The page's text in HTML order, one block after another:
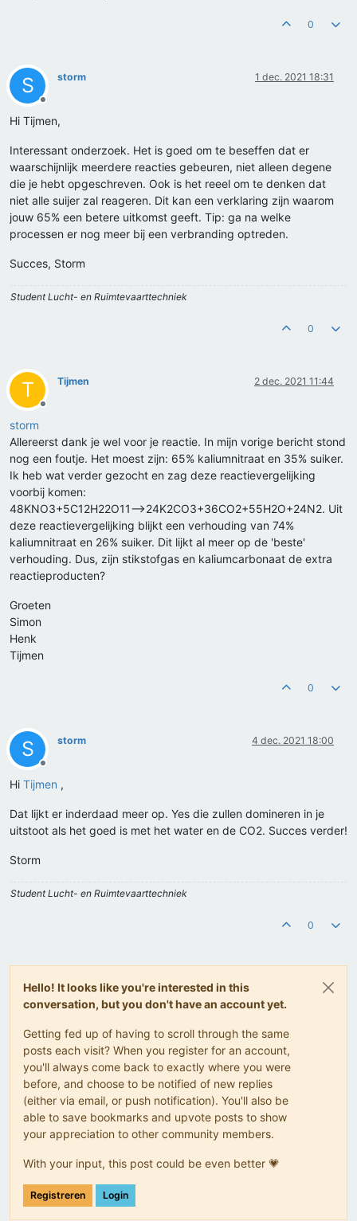
0
S
Offline
storm 1 dec. 2021 18:31
Hi Tijmen,
Interessant onderzoek. Het is goed om te beseffen dat er
waarschijnlijk meerdere reacties gebeuren, niet alleen degene
die je hebt opgeschreven. Ook is het reeel om te denken dat
niet alle suijer zal reageren. Dit kan een verklaring zijn waarom
jouw 65% een betere uitkomst geeft. Tip: ga na welke
processen er nog meer bij een verbranding optreden.
Succes, Storm
Student Lucht- en Ruimtevaarttechniek
0
T
Offline
Tijmen 2 dec. 2021 11:44
storm
Allereerst dank je wel voor je reactie. In mijn vorige bericht stond
nog een foutje. Het moest zijn: 65% kaliumnitraat en 35% suiker.
Ik heb wat verder gezocht en zag deze reactievergelijking
voorbij komen:
48KNO3+5C12H22O11⟶24K2CO3+36CO2+55H2O+24N2. Uit
deze reactievergelijking blijkt een verhouding van 74%
kaliumnitraat en 26% suiker. Dit lijkt al meer op de 'beste'
verhouding. Dus, zijn stikstofgas en kaliumcarbonaat de extra
reactieproducten?
Groeten
Simon
Henk
Tijmen
0
S
Offline
storm 4 dec. 2021 18:00
Hi Tijmen ,
Dat lijkt er inderdaad meer op. Yes die zullen domineren in je
uitstoot als het goed is met het water en de CO2. Succes verder!
Storm
Student Lucht- en Ruimtevaarttechniek
0
Hello! It looks like you're interested in this
conversation, but you don't have an account yet.
Getting fed up of having to scroll through the same
posts each visit? When you register for an account,
you'll always come back to exactly where you were
before, and choose to be notified of new replies
(either via email, or push notification). You'll also be
able to save bookmarks and upvote posts to show
your appreciation to other community members.
With your input, this post could be even better 💗
Registreren Login